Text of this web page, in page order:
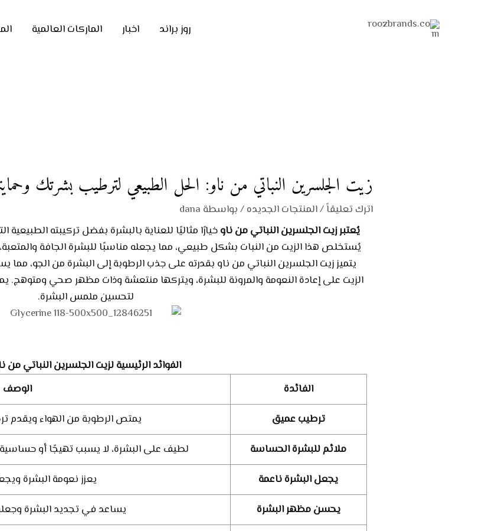
روز براند اخبار الماركات العالمية
زيت الجلسرين النباتي من ناو: الحل الطبيعي لترطيب بشرتك
اترك تعليقاً/المنتجات الجديده/ بواسطة dana
يُعتبر زيت الجلسرين النباتي من ناوخيارًا مثاليًا للعناية بالبشرة بفضل تركيبته
يُستخلص هذا الزيت من النبات بشكل طبيعي، مما يجعله مناسبًا للبشرة الجافة
يتميز زيت الجلسرين النباتي من ناو بقدرته على جذب الرطوبة إلى البشرة من الجو،
الزيت على إعادة النعومة والمرونة للبشرة، ويتركها منتعشة وذات مظهر صحي
لتحسين ملمس البشرة.
الفوائد الرئيسية لزيت الجلسرين النباتي من
الفائدة
الوصف
ترطيب عميق
يمتص الرطوبة من الهواء ويقدم
ملائم للبشرة الحساسة
لطيف على البشرة، لا يسبب تهيجًا أو
يجعل البشرة ناعمة
يعزز نعومة البشرة
يحسن مظهر البشرة
يساعد في تجديد البشرة
navigation